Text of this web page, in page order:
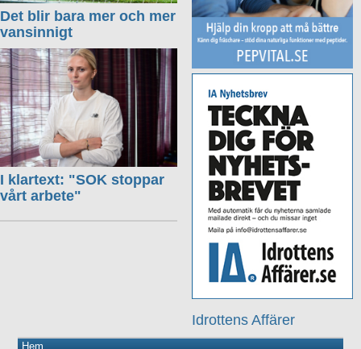
Idrottens Affärer
Det blir bara mer och mer
vansinnigt
I klartext: "SOK stoppar
vårt arbete"
Hem